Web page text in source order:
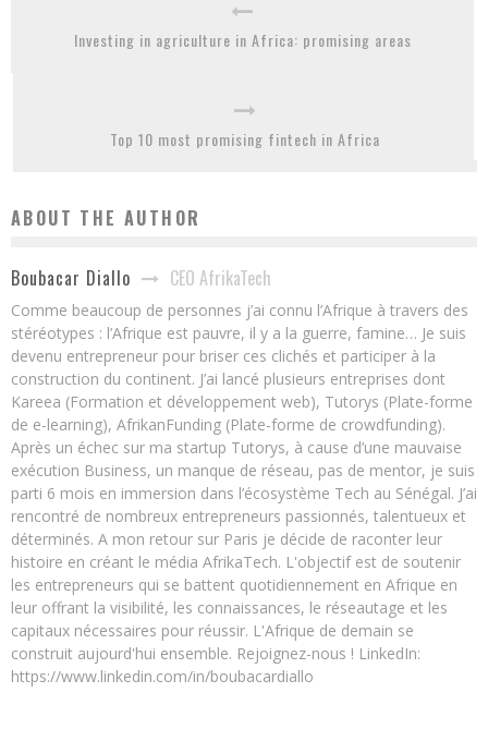
Investing in agriculture in Africa: promising areas
Top 10 most promising fintech in Africa
ABOUT THE AUTHOR
Boubacar Diallo CEO AfrikaTech
Comme beaucoup de personnes j’ai connu l’Afrique à travers des
stéréotypes : l’Afrique est pauvre, il y a la guerre, famine… Je suis
devenu entrepreneur pour briser ces clichés et participer à la
construction du continent. J’ai lancé plusieurs entreprises dont
Kareea (Formation et développement web), Tutorys (Plate-forme
de e-learning), AfrikanFunding (Plate-forme de crowdfunding).
Après un échec sur ma startup Tutorys, à cause d’une mauvaise
exécution Business, un manque de réseau, pas de mentor, je suis
parti 6 mois en immersion dans l’écosystème Tech au Sénégal. J’ai
rencontré de nombreux entrepreneurs passionnés, talentueux et
déterminés. A mon retour sur Paris je décide de raconter leur
histoire en créant le média AfrikaTech. L'objectif est de soutenir
les entrepreneurs qui se battent quotidiennement en Afrique en
leur offrant la visibilité, les connaissances, le réseautage et les
capitaux nécessaires pour réussir. L'Afrique de demain se
construit aujourd'hui ensemble. Rejoignez-nous ! LinkedIn:
https://www.linkedin.com/in/boubacardiallo